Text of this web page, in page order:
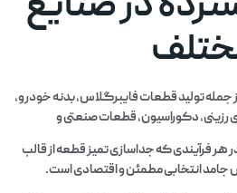
تولید قطعات فایبرگلاس، بدنه خودرو،
رزینی، دکوراسیون، قطعات صنعتی و
هر فرآیندی که جداسازی تمیز قطعه از قالب
جامد انتخابی مطمئن و اقتصادی است.